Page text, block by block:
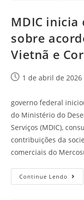
MDIC
sobre
Vietnã e
1 de abril de 2026
governo federal
do Ministério do
Serviços (MDIC),
contribuições da
comerciais do
Continue Lendo